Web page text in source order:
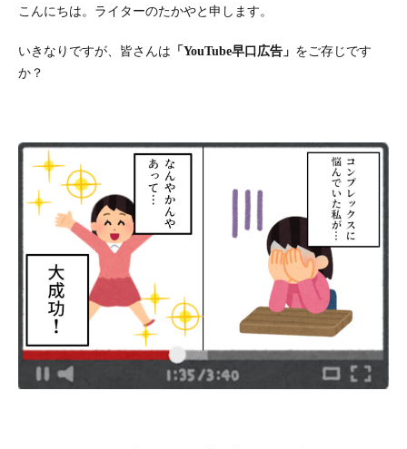
こんにちは。ライターのたかやと申します。
いきなりですが、皆さんは 「YouTube早口広告」 をご存じです
か？